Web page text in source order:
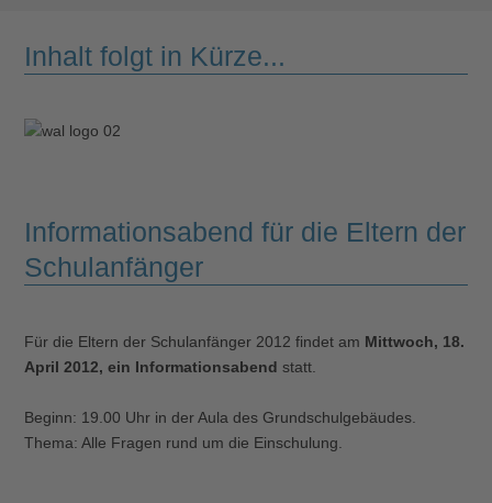
Inhalt folgt in Kürze...
Informationsabend für die Eltern der
Schulanfänger
Für die Eltern der Schulanfänger 2012 findet am Mittwoch, 18.
April 2012, ein Informationsabend statt.
Beginn: 19.00 Uhr in der Aula des Grundschulgebäudes.
Thema: Alle Fragen rund um die Einschulung.